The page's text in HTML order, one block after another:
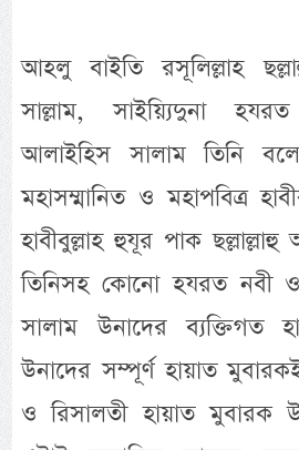
আহলু বাইতি রসূলিল্লাহ
সাল্লাম, সাইয়্যিদুনা
আলাইহিস সালাম তিনি
মহাসম্মানিত ও মহাপবিত্র
হাবীবুল্লাহ হুযূর পাক
তিনিসহ কোনো হযরত নবী
সালাম উনাদের ব্যক্তিগত
উনাদের সম্পূর্ণ হায়াত
ও রিসালতী হায়াত মুবারক